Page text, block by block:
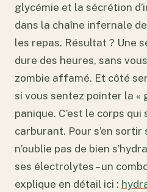
glycémie et la sécrétion
dans la chaîne infernale
les repas. Résultat ? Une
dure des heures, sans
zombie affamé. Et côté
si vous sentez pointer la «
panique. C’est le corps qui
carburant. Pour s’en
n’oublie pas de bien
ses électrolytes – un
explique en détail ici :